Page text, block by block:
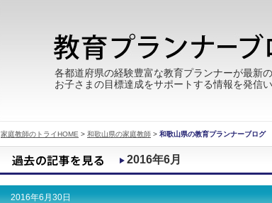
各都道府県の経験豊富な教育プランナーが最新
お子さまの目標達成をサポートする情報を発信い
家庭教師のトライHOME > 和歌山県の家庭教師 > 和歌山県の教育プランナーブログ
2016年6月
2016年6月30日